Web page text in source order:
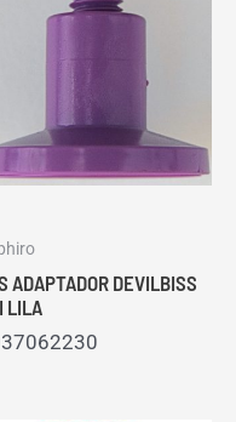
ADAPTADOR DEVILBISS
LILA